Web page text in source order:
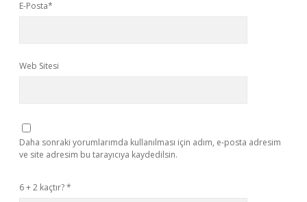
E-Posta*
Web Sitesi
Daha sonraki yorumlarımda kullanılması için adım, e-posta adresim
ve site adresim bu tarayıcıya kaydedilsin.
6 + 2 kaçtır?*